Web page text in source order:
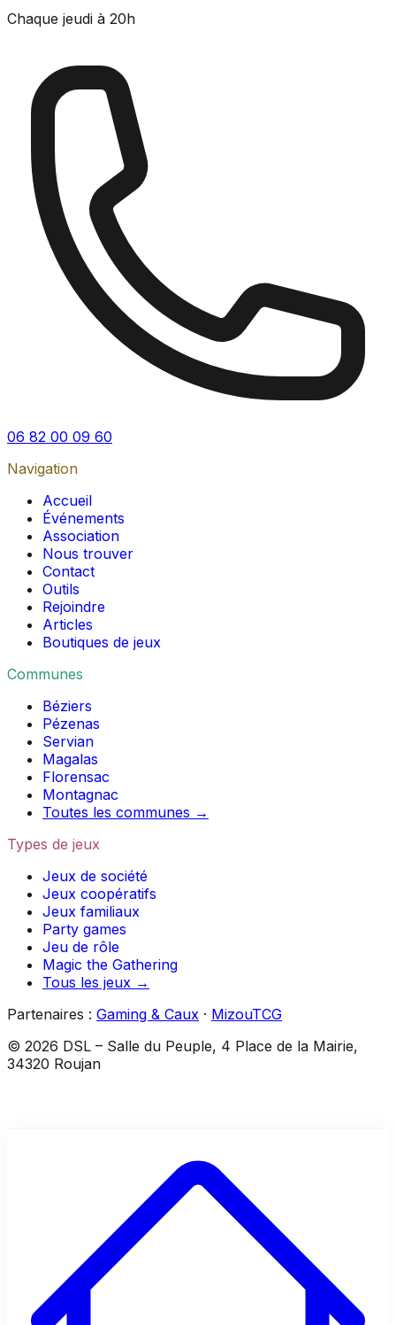
Chaque jeudi à 20h
06 82 00 09 60
Navigation
Accueil
Événements
Association
Nous trouver
Contact
Outils
Rejoindre
Articles
Boutiques de jeux
Communes
Béziers
Pézenas
Servian
Magalas
Florensac
Montagnac
Toutes les communes →
Types de jeux
Jeux de société
Jeux coopératifs
Jeux familiaux
Party games
Jeu de rôle
Magic the Gathering
Tous les jeux →
Partenaires : Gaming & Caux · MizouTCG
© 2026 DSL – Salle du Peuple, 4 Place de la Mairie,
34320 Roujan